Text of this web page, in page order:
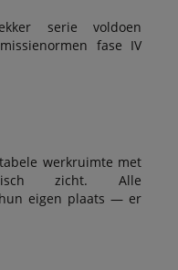
serie voldoen
fase IV
werkruimte met
zicht. Alle
eigen plaats — er